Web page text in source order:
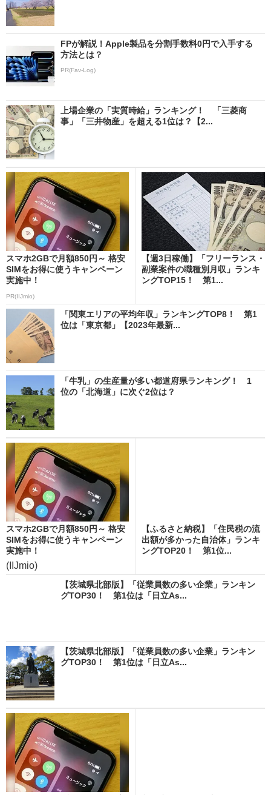
FPが解説！Apple製品を分割手数料0円で入手する
方法とは？
PR(Fav-Log)
上場企業の「実質時給」ランキング！ 「三菱商
事」「三井物産」を超える1位は？【2...
スマホ2GBで月額850円～ 格安
SIMをお得に使うキャンペーン
実施中！
PR(IIJmio)
【週3日稼働】「フリーランス・
副業案件の職種別月収」ランキ
ングTOP15！ 第1...
「関東エリアの平均年収」ランキングTOP8！ 第1
位は「東京都」【2023年最新...
「牛乳」の生産量が多い都道府県ランキング！ 1
位の「北海道」に次ぐ2位は？
スマホ2GBで月額850円～ 格安
SIMをお得に使うキャンペーン
実施中！
(IIJmio)
【ふるさと納税】「住民税の流
出額が多かった自治体」ランキ
ングTOP20！ 第1位...
【茨城県北部版】「従業員数の多い企業」ランキン
グTOP30！ 第1位は「日立As...
【茨城県北部版】「従業員数の多い企業」ランキン
グTOP30！ 第1位は「日立As...